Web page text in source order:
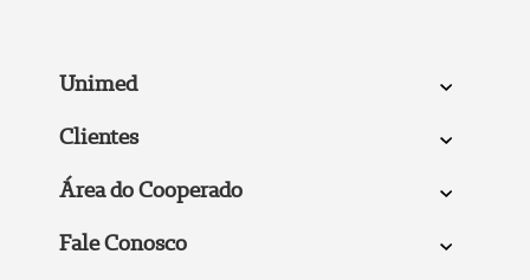
Unimed
Clientes
Área do Cooperado
Fale Conosco